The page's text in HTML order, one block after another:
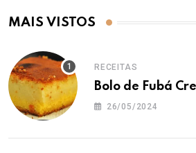
MAIS VISTOS
RECEITAS
Bolo de Fubá
26/05/2024